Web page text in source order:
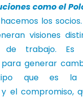
como el
los
visiones
de trabajo. Es
generar
que es la
el compromiso,